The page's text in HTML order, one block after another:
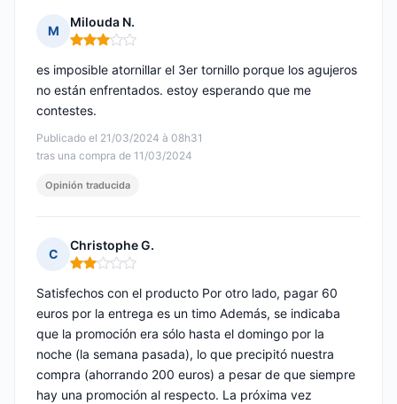
M
Milouda N.
Nota: 3 de 5
Publicado el 21/03/2024 à 08h31
tras una compra de 11/03/2024
es imposible atornillar el 3er tornillo porque los agujeros
no están enfrentados. estoy esperando que me
contestes.
Opinión traducida
C
Christophe G.
Nota: 2 de 5
Satisfechos con el producto Por otro lado, pagar 60
euros por la entrega es un timo Además, se indicaba
que la promoción era sólo hasta el domingo por la
noche (la semana pasada), lo que precipitó nuestra
compra (ahorrando 200 euros) a pesar de que siempre
hay una promoción al respecto. La próxima vez